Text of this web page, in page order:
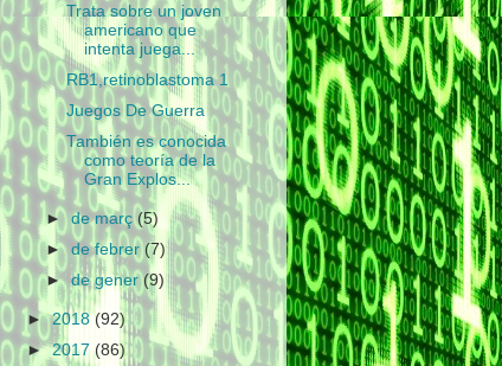
Trata sobre un joven
americano que
intenta juega...
RB1,retinoblastoma 1
Juegos De Guerra
También es conocida
como teoría de la
Gran Explos...
►de març(5)
►de febrer (7)
►de gener(9)
►2018(92)
►2017(86)